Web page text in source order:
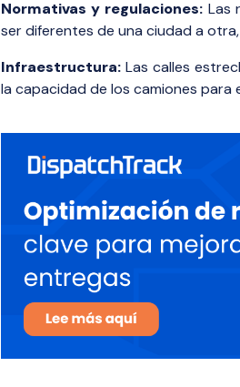
Normativas y regulaciones: Las
ser diferentes de una ciudad a
Infraestructura: Las calles
la capacidad de los camiones